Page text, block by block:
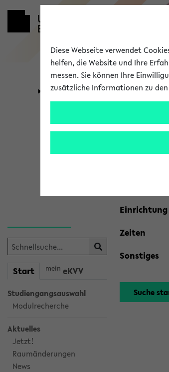
Universität
Start mein eKVV
Studiengangsauswahl
Modulrecherche
Aktuelles
Jetzt!
Raumänderungen
News
Ihre
Einrichtung
Zeiten
Sonstiges
Diese Webseite verwendet
helfen, die Website und Ihre
messen. Sie können Ihre
zusätzliche Informationen zu